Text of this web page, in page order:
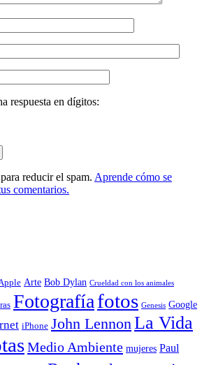
respuesta en dígitos:
reducir el spam. Aprende cómo se
comentarios.
Arte Bob Dylan Crueldad con los animales
Fotografíafotos Genesis Google
iPhone John Lennon La Vida
Medio Ambiente mujeres Paul